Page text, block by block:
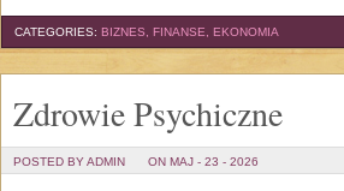
CATEGORIES: BIZNES, FINANSE, EKONOMIA
Zdrowie Psychiczne
POSTED BY ADMIN ON MAJ - 23 - 2026